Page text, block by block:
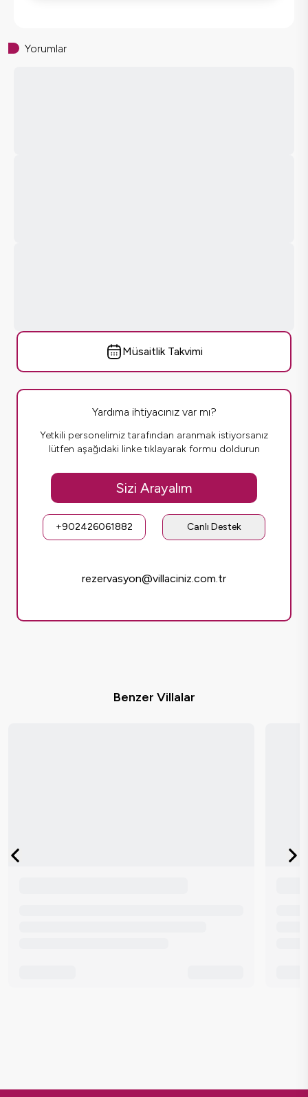
Yorumlar
Müsaitlik Takvimi
Yardıma ihtiyacınız var mı?
Yetkili personelimiz tarafından aranmak istiyorsanız
lütfen aşağıdaki linke tıklayarak formu doldurun
Sizi Arayalım
+902426061882 Canlı Destek
rezervasyon@villaciniz.com.tr
Benzer Villalar